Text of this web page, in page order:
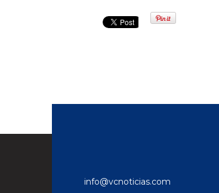
info@vcnoticias.com